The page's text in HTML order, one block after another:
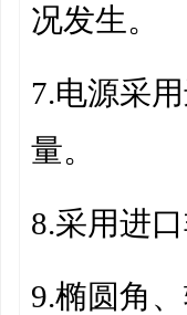
况发生。
7.电源采
量。
8.采用进
9.椭圆角